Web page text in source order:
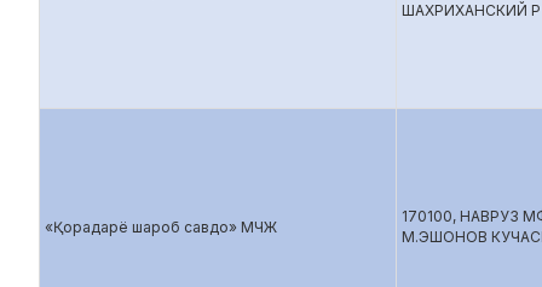
ШАХРИХАНСКИЙ Р
«Қорадарё шароб савдо» МЧЖ
170100, НАВРУЗ
М.ЭШОНОВ